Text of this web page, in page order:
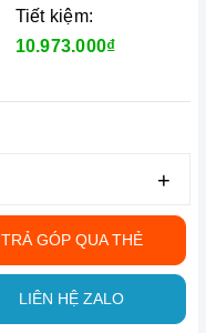
Tiết kiệm:
10.973.000₫
+
TRẢ GÓP QUA THẺ
LIÊN HỆ ZALO